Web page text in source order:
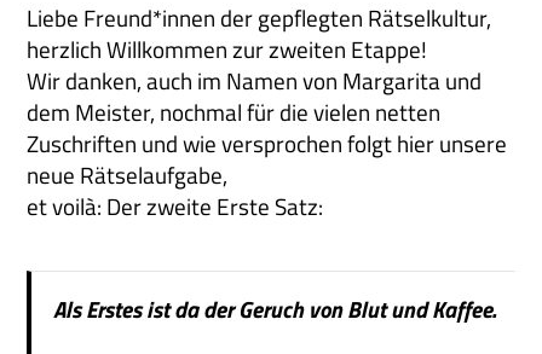
Liebe Freund*innen der gepflegten Rätselkultur,
herzlich Willkommen zur zweiten Etappe!
Wir danken, auch im Namen von Margarita und
dem Meister, nochmal für die vielen netten
Zuschriften und wie versprochen folgt hier unsere
neue Rätselaufgabe,
et voilà: Der zweite Erste Satz:
Als Erstes ist da der Geruch von Blut und Kaffee.